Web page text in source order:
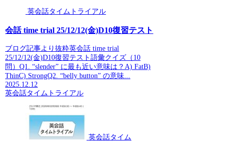
英会話タイムトライアル
会話 time trial 25/12/12(金)D10復習テスト
ブログ記事より抜粋英会話 time trial
25/12/12(金)D10復習テスト語彙クイズ（10
問）Q1. “slender” に最も近い意味は？A) FatB)
ThinC) StrongQ2. “belly button” の意味...
2025.12.12
英会話タイムトライアル
英会話タイム